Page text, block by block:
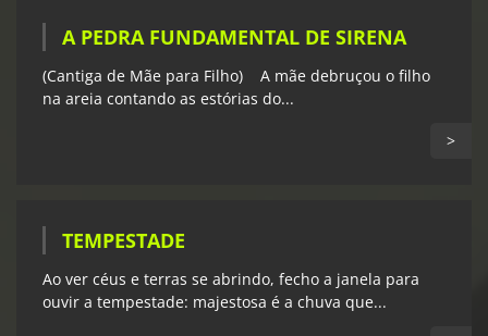
A PEDRA FUNDAMENTAL DE SIRENA
(Cantiga de Mãe para Filho) A mãe debruçou o filho
na areia contando as estórias do...
>
TEMPESTADE
Ao ver céus e terras se abrindo, fecho a janela para
ouvir a tempestade: majestosa é a chuva que...